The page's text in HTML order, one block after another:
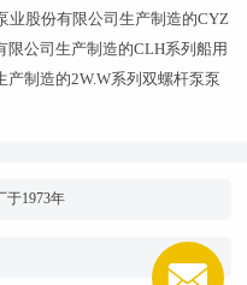
业股份有限公司生产制造的CYZ
限公司生产制造的CLH系列船用
制造的2W.W系列双螺杆泵泵
于1973年